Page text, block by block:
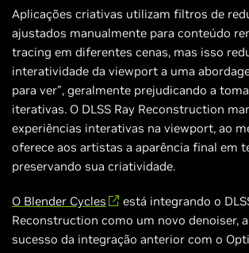
Aplicações criativas utilizam filtros de
ajustados manualmente para conteúdo
tracing em diferentes cenas, mas isso
interatividade da viewport a uma
para ver", geralmente prejudicando a
iterativas. O DLSS Ray Reconstruction
experiências interativas na viewport, ao
oferece aos artistas a aparência final em
preservando sua criatividade.
O Blender Cycles
está integrando o
Reconstruction como um novo denoiser,
sucesso da integração anterior com o